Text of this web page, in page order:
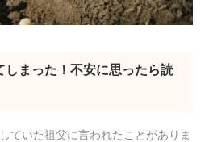
しまった！不安に思ったら読
ていた祖父に言われたことがありま